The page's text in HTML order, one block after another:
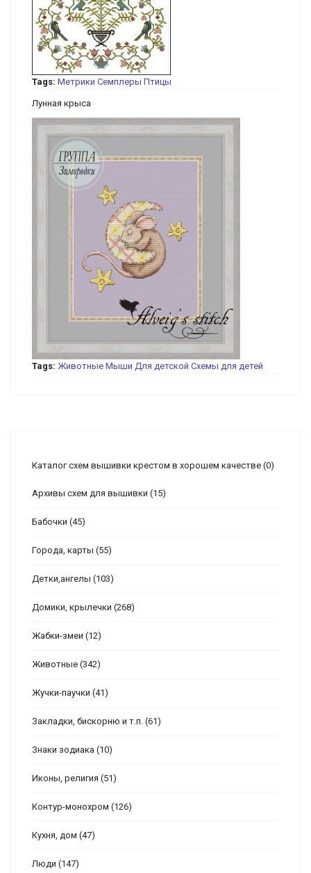
Tags: Метрики Семплеры Птицы
Лунная крыса
Tags: Животные Мыши Для детской Схемы для детей
Каталог схем вышивки крестом в хорошем качестве (0)
Архивы схем для вышивки (15)
Бабочки (45)
Города, карты (55)
Детки,ангелы (103)
Домики, крылечки (268)
Жабки-змеи (12)
Животные (342)
Жучки-паучки (41)
Закладки, бискорню и т.п. (61)
Знаки зодиака (10)
Иконы, религия (51)
Контур-монохром (126)
Кухня, дом (47)
Люди (147)